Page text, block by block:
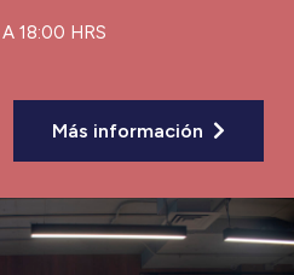
18:00 HRS
Más información